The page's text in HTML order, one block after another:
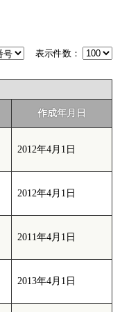
表示件数：
作成年月日
2012年4月1日
2012年4月1日
2011年4月1日
2013年4月1日